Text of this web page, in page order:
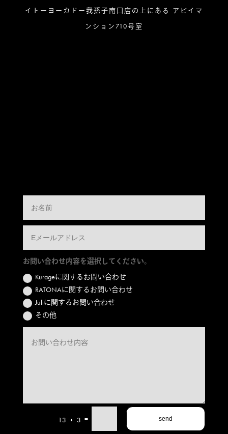
イトーヨーカドー我孫子南口店の上にある アビイマ
ンション710号室
お問い合わせ内容を選択してください。
Kurageに関するお問い合わせ
RATONAに関するお問い合わせ
Juliに関するお問い合わせ
その他
13 + 3 = send